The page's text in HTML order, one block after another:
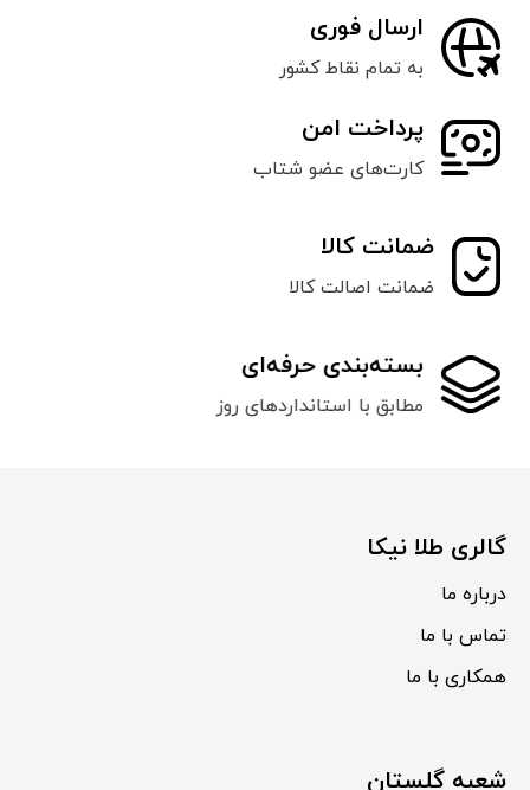
ارسال فوری
به تمام نقاط کشور
پرداخت امن
کارت‌های عضو شتاب
ضمانت کالا
ضمانت اصالت کالا
بسته‌بندی حرفه‌ای
مطابق با استانداردهای روز
گالری طلا نیکا
درباره ما
تماس با ما
همکاری با ما
شعبه گلستان